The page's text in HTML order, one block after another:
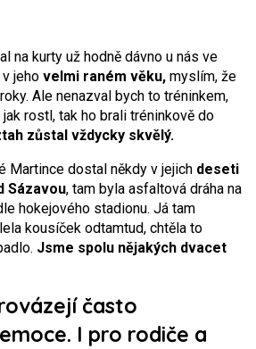
na kurty už hodně dávno u nás ve
v jeho velmi raném věku, myslím, že
Ale nenazval bych to tréninkem,
rostl, tak ho brali tréninkově do
zůstal vždycky skvělý.
Martince dostal někdy v jejich deseti
Sázavou, tam byla asfaltová dráha na
hokejového stadionu. Já tam
kousíček odtamtud, chtěla to
Jsme spolu nějakých dvacet
často
I pro rodiče a